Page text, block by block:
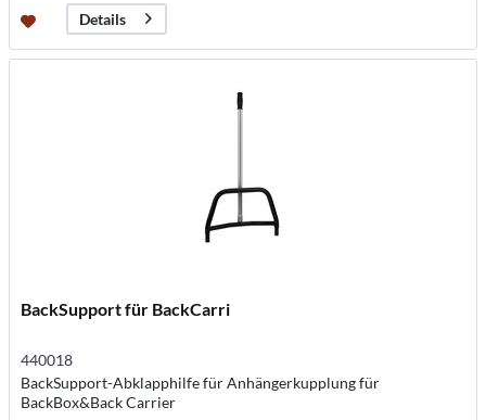
Details
BackSupport für BackCarri
440018
BackSupport-Abklapphilfe für Anhängerkupplung für
BackBox&Back Carrier